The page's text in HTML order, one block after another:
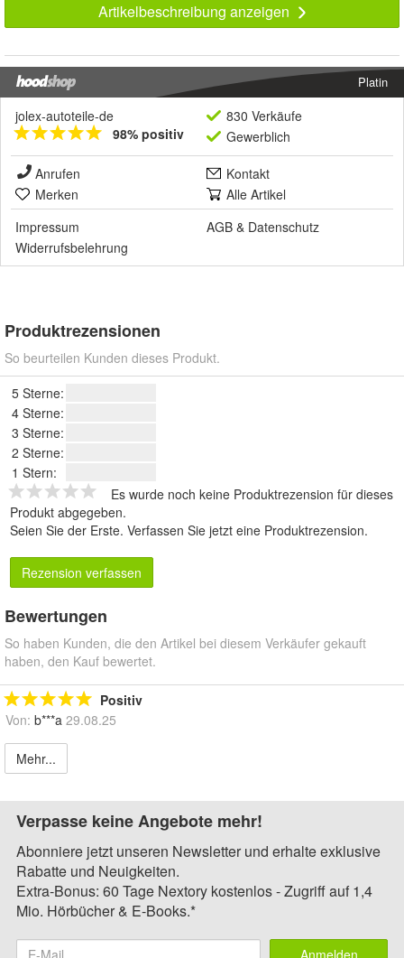
Artikelbeschreibung anzeigen
Platin
jolex-autoteile-de
98% positiv
830 Verkäufe
Gewerblich
Anrufen
Kontakt
Merken
Alle Artikel
Impressum
AGB & Datenschutz
Widerrufsbelehrung
Produktrezensionen
So beurteilen Kunden dieses Produkt.
5 Sterne:
4 Sterne:
3 Sterne:
2 Sterne:
1 Stern:
Es wurde noch keine Produktrezension für dieses
Produkt abgegeben.
Seien Sie der Erste. Verfassen Sie jetzt eine Produktrezension.
Rezension verfassen
Bewertungen
So haben Kunden, die den Artikel bei diesem Verkäufer gekauft
haben, den Kauf bewertet.
Positiv
Von: b***a 29.08.25
Mehr...
Verpasse keine Angebote mehr!
Abonniere jetzt unseren Newsletter und erhalte exklusive
Rabatte und Neuigkeiten.
Extra-Bonus: 60 Tage Nextory kostenlos - Zugriff auf 1,4
Mio. Hörbücher & E-Books.*